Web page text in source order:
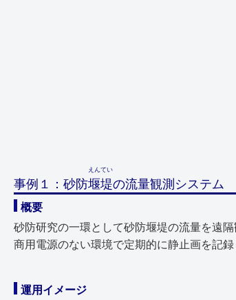
事例１：砂防堰堤
えんてい
の流量観測システム
概要
砂防研究の一環として砂防堰堤の流量を遠
商用電源のない環境で定期的に静止画を記録
運用イメージ